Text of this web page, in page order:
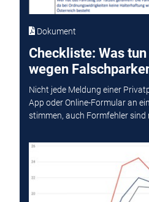
Dokument
Checkliste: Was
wegen
Nicht jede Meldung einer
App oder Online-Formular an
stimmen, auch Formfehler sind